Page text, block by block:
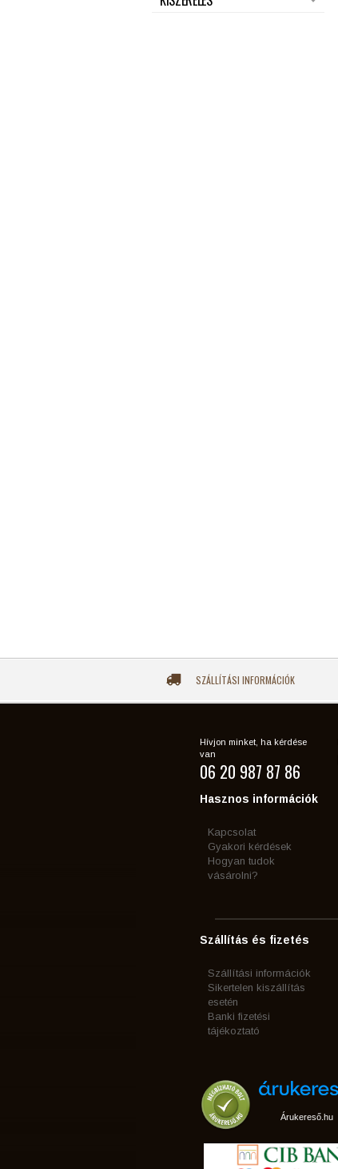
SZÁLLÍTÁSI INFORMÁCIÓK
Hívjon minket, ha kérdése
van
06 20 987 87 86
Hasznos információk
Kapcsolat
Gyakori kérdések
Hogyan tudok
vásárolni?
Szállítás és fizetés
Szállítási információk
Sikertelen kiszállítás
esetén
Banki fizetési
tájékoztató
Árukereső.hu